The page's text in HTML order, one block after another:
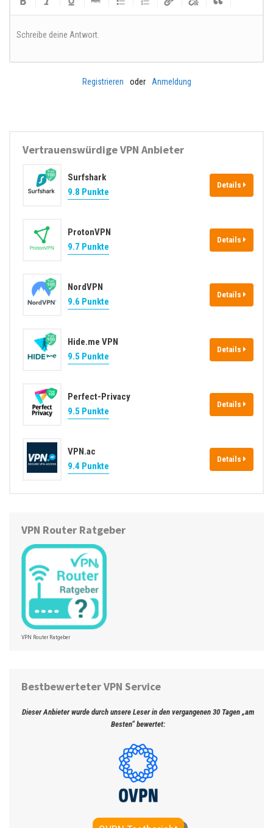
Schreibe deine Antwort.
Registrieren oder Anmeldung
Vertrauenswürdige VPN Anbieter
Surfshark
9.8 Punkte
Details
ProtonVPN
9.7 Punkte
Details
NordVPN
9.6 Punkte
Details
Hide.me VPN
9.5 Punkte
Details
Perfect-Privacy
9.5 Punkte
Details
VPN.ac
9.4 Punkte
Details
VPN Router Ratgeber
VPN Router Ratgeber
Bestbewerteter VPN Service
Dieser Anbieter wurde durch unsere Leser in den vergangenen 30 Tagen „am
Besten“ bewertet: